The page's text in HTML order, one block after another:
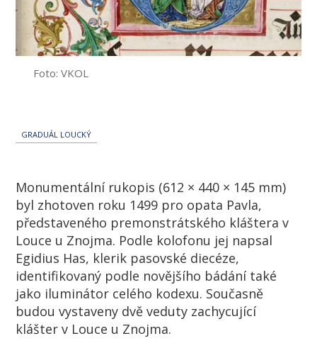
Foto: VKOL
GRADUÁL LOUCKÝ
Monumentální rukopis (612 × 440 × 145 mm)
byl zhotoven roku 1499 pro opata Pavla,
představeného premonstrátského kláštera v
Louce u Znojma. Podle kolofonu jej napsal
Egidius Has, klerik pasovské diecéze,
identifikovaný podle novějšího bádání také
jako iluminátor celého kodexu. Současně
budou vystaveny dvě veduty zachycující
klášter v Louce u Znojma.